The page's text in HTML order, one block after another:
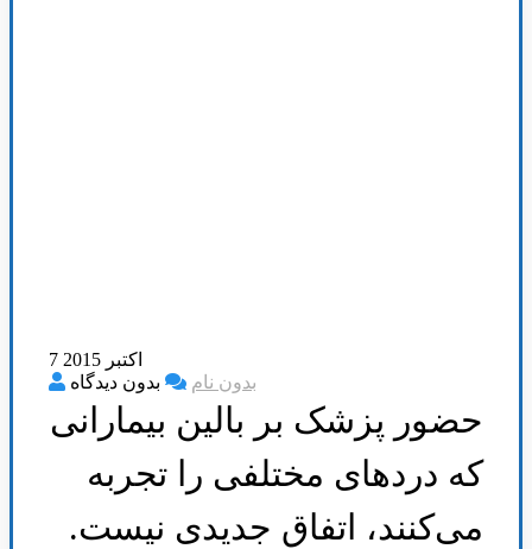
7 اکتبر 2015
بدون نام
بدون دیدگاه
حضور پزشک بر بالین بیمارانی
که در‌دهای مختلفی را تجربه
می‌کنند، اتفاق جدیدی نیست.